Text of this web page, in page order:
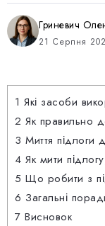
Гриневич
21 Серпня
1 Які засоби
2 Як правильно
3 Миття підлоги
4 Як мити
5 Що робити з
6 Загальні
7 Висновок